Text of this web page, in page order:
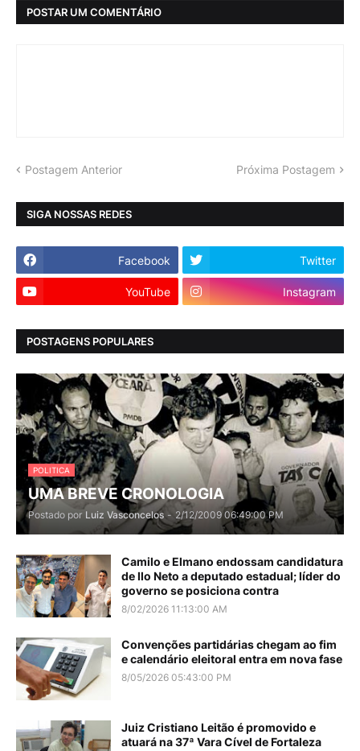
POSTAR UM COMENTÁRIO
Postagem Anterior Próxima Postagem
SIGA NOSSAS REDES
Facebook Twitter
YouTube Instagram
POSTAGENS POPULARES
POLITICA
UMA BREVE CRONOLOGIA
Postado por Luiz Vasconcelos - 2/12/2009 06:49:00 PM
Camilo e Elmano endossam candidatura
de Ilo Neto a deputado estadual; líder do
governo se posiciona contra
8/02/2026 11:13:00 AM
Convenções partidárias chegam ao fim
e calendário eleitoral entra em nova fase
8/05/2026 05:43:00 PM
Juiz Cristiano Leitão é promovido e
atuará na 37ª Vara Cível de Fortaleza